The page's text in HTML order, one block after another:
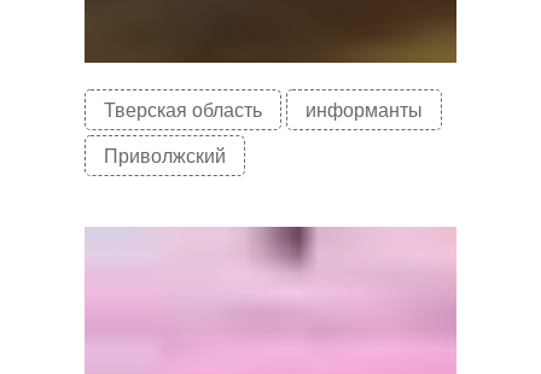
Тверская область
информанты
Приволжский